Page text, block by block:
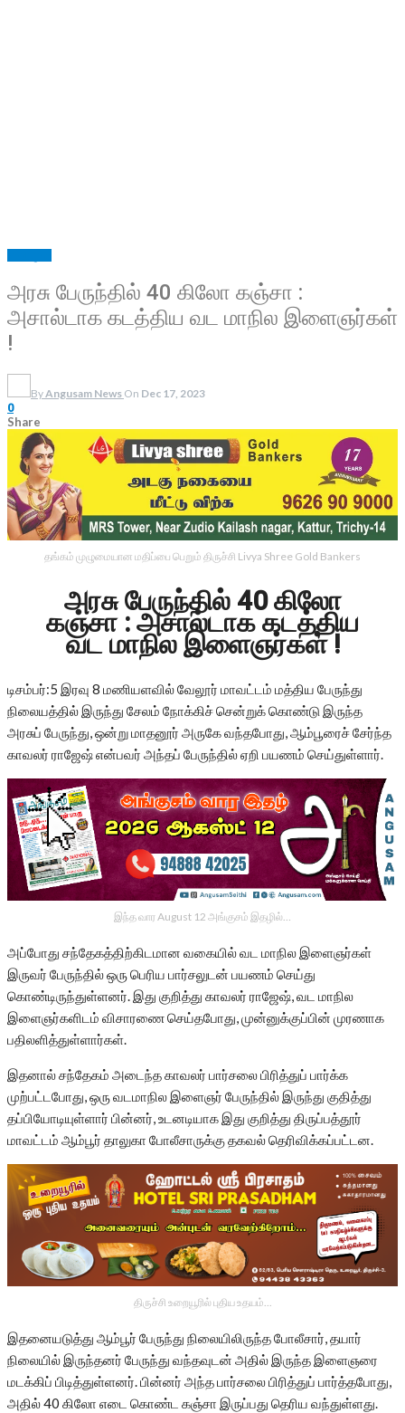
அரசு பேருந்தில் 40 கிலோ கஞ்சா :
அசால்டாக கடத்திய வட மாநில இளைஞர்கள்
!
ByAngusam News On Dec 17, 2023
0
Share
தங்கம் முழுமையான மதிப்பை பெறும் திருச்சி Livya Shree Gold Bankers
அரசு பேருந்தில் 40 கிலோ
கஞ்சா : அசால்டாக கடத்திய
வட மாநில இளைஞர்கள் !
டிசம்பர்:5 இரவு 8 மணியளவில் வேலூர் மாவட்டம் மத்திய பேருந்து
நிலையத்தில் இருந்து சேலம் நோக்கிச் சென்றுக் கொண்டு இருந்த
அரசுப் பேருந்து, ஒன்று மாதனூர் அருகே வந்தபோது, ஆம்பூரைச் சேர்ந்த
காவலர் ராஜேஷ் என்பவர் அந்தப் பேருந்தில் ஏறி பயணம் செய்துள்ளார்.
இந்த வார August 12 அங்குசம் இதழில்…
அப்போது சந்தேகத்திற்கிடமான வகையில் வட மாநில இளைஞர்கள்
இருவர் பேருந்தில் ஒரு பெரிய பார்சலுடன் பயணம் செய்து
கொண்டிருந்துள்ளனர். இது குறித்து காவலர் ராஜேஷ், வட மாநில
இளைஞர்களிடம் விசாரணை செய்தபோது, முன்னுக்குப்பின் முரணாக
பதிலளித்துள்ளார்கள்.
இதனால் சந்தேகம் அடைந்த காவலர் பார்சலை பிரித்துப் பார்க்க
முற்பட்டபோது, ஒரு வடமாநில இளைஞர் பேருந்தில் இருந்து குதித்து
தப்பியோடியுள்ளார் பின்னர், உடனடியாக இது குறித்து திருப்பத்தூர்
மாவட்டம் ஆம்பூர் தாலுகா போலீசாருக்கு தகவல் தெரிவிக்கப்பட்டன.
திருச்சி உறையூரில் புதிய உதயம்...
இதனையடுத்து ஆம்பூர் பேருந்து நிலையிலிருந்த போலீசார், தயார்
நிலையில் இருந்தனர் பேருந்து வந்தவுடன் அதில் இருந்த இளைஞரை
மடக்கிப் பிடித்துள்ளனர். பின்னர் அந்த பார்சலை பிரித்துப் பார்த்தபோது,
அதில் 40 கிலோ எடை கொண்ட கஞ்சா இருப்பது தெரிய வந்துள்ளது.